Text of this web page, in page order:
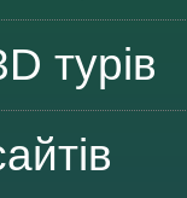
турів